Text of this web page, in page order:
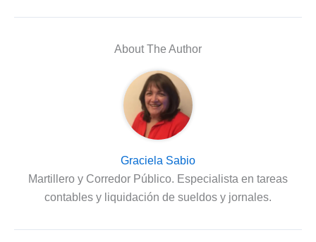
About The Author
Graciela Sabio
Martillero y Corredor Público. Especialista en tareas
contables y liquidación de sueldos y jornales.